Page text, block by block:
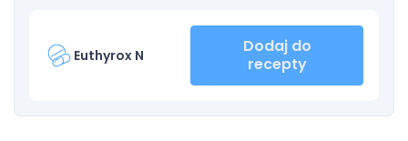
Euthyrox N
Dodaj do
recepty